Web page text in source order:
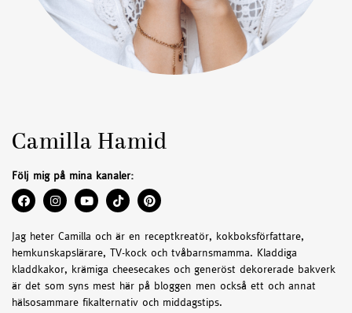
Camilla Hamid
Följ mig på mina kanaler:
Jag heter Camilla och är en receptkreatör, kokboksförfattare,
hemkunskapslärare, TV-kock och tvåbarnsmamma. Kladdiga
kladdkakor, krämiga cheesecakes och generöst dekorerade bakverk
är det som syns mest här på bloggen men också ett och annat
hälsosammare fikalternativ och middagstips.